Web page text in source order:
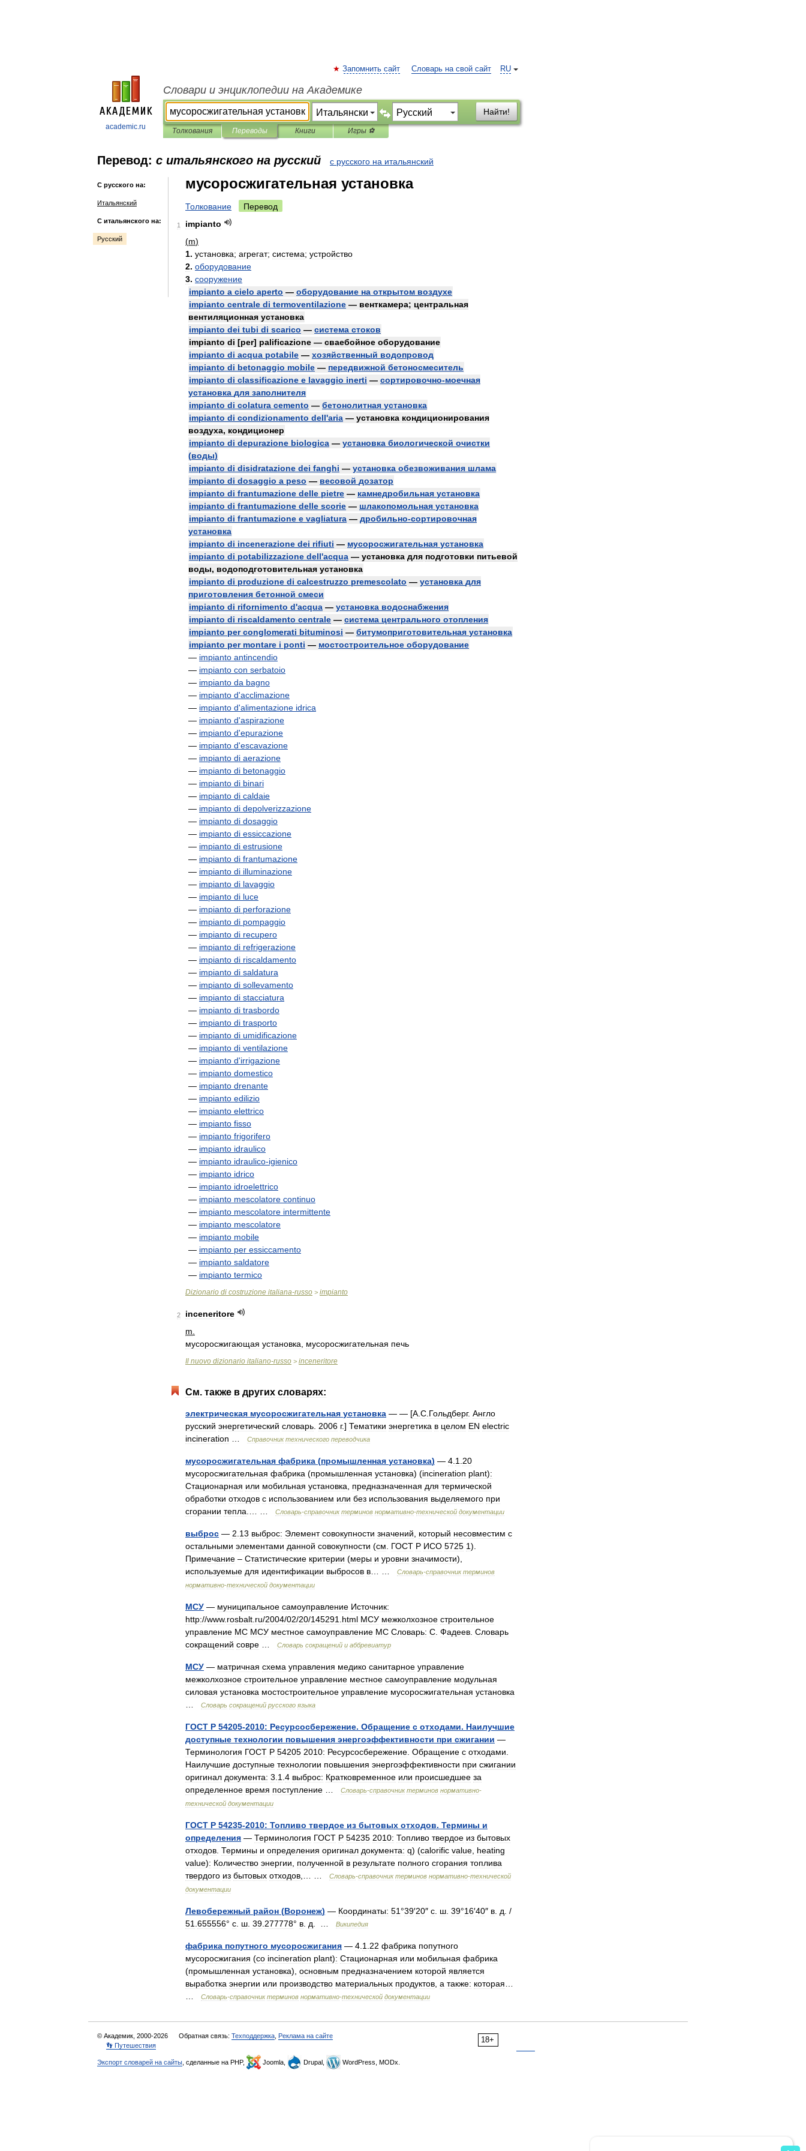
academic.ru
RU
Запомнить сайт Словарь на свой сайт
Словари и энциклопедии на Академике
Найти!
Толкования Переводы Книги Игры ⚽
Перевод: с итальянского на русский с русского на итальянский
С русского на:
Итальянский
С итальянского на:
Русский
мусоросжигательная установка
Толкование Перевод
1
impianto
(m)
1. установка; агрегат; система; устройство
2. оборудование
3. сооружение
impianto a cielo aperto — оборудование на открытом воздухе
impianto centrale di termoventilazione — венткамера; центральная
вентиляционная установка
impianto dei tubi di scarico — система стоков
impianto di [per] palificazione — сваебойное оборудование
impianto di acqua potabile — хозяйственный водопровод
impianto di betonaggio mobile — передвижной бетоносмеситель
impianto di classificazione e lavaggio inerti — сортировочно-моечная
установка для заполнителя
impianto di colatura cemento — бетонолитная установка
impianto di condizionamento dell'aria — установка кондиционирования
воздуха, кондиционер
impianto di depurazione biologica — установка биологической очистки
(воды)
impianto di disidratazione dei fanghi — установка обезвоживания шлама
impianto di dosaggio a peso — весовой дозатор
impianto di frantumazione delle pietre — камнедробильная установка
impianto di frantumazione delle scorie — шлакопомольная установка
impianto di frantumazione e vagliatura — дробильно-сортировочная
установка
impianto di incenerazione dei rifiuti — мусоросжигательная установка
impianto di potabilizzazione dell'acqua — установка для подготовки питьевой
воды, водоподготовительная установка
impianto di produzione di calcestruzzo premescolato — установка для
приготовления бетонной смеси
impianto di rifornimento d'acqua — установка водоснабжения
impianto di riscaldamento centrale — система центрального отопления
impianto per conglomerati bituminosi — битумоприготовительная установка
impianto per montare i ponti — мостостроительное оборудование
— impianto antincendio
— impianto con serbatoio
— impianto da bagno
— impianto d'acclimazione
— impianto d'alimentazione idrica
— impianto d'aspirazione
— impianto d'epurazione
— impianto d'escavazione
— impianto di aerazione
— impianto di betonaggio
— impianto di binari
— impianto di caldaie
— impianto di depolverizzazione
— impianto di dosaggio
— impianto di essiccazione
— impianto di estrusione
— impianto di frantumazione
— impianto di illuminazione
— impianto di lavaggio
— impianto di luce
— impianto di perforazione
— impianto di pompaggio
— impianto di recupero
— impianto di refrigerazione
— impianto di riscaldamento
— impianto di saldatura
— impianto di sollevamento
— impianto di stacciatura
— impianto di trasbordo
— impianto di trasporto
— impianto di umidificazione
— impianto di ventilazione
— impianto d'irrigazione
— impianto domestico
— impianto drenante
— impianto edilizio
— impianto elettrico
— impianto fisso
— impianto frigorifero
— impianto idraulico
— impianto idraulico-igienico
— impianto idrico
— impianto idroelettrico
— impianto mescolatore continuo
— impianto mescolatore intermittente
— impianto mescolatore
— impianto mobile
— impianto per essiccamento
— impianto saldatore
— impianto termico
Dizionario di costruzione italiana-russo > impianto
2
inceneritore
m
мусоросжигающая установка мусоросжигательная печь
Il nuovo dizionario italiano-russo > inceneritore
См. также в других словарях:
электрическая мусоросжигательная установка — — [А С Гольдберг. Англо
русский энергетический словарь 2006 г.] Тематики энергетика в целом EN electric
incineration
Справочник технического переводчика
мусоросжигательная фабрика (промышленная установка) — 4 1 20
мусоросжигательная фабрика (промышленная установка) (incineration plant):
Стационарная или мобильная установка предназначенная для термической
обработки отходов с использованием или без использования выделяемого при
сгорании тепла Словарь-справочник терминов нормативно-технической документации
выброс — 2 13 выброс: Элемент совокупности значений который несовместим с
остальными элементами данной совокупности (см ГОСТ Р ИСО 5725 1).
Примечание – Статистические критерии (меры и уровни значимости),
используемые для идентификации выбросов в Словарь-справочник терминов
нормативно-технической документации
МСУ — муниципальное самоуправление Источник:
http://www. rosbalt ru/2004/02/20/145291 html МСУ межколхозное строительное
управление МС МСУ местное самоуправление МС Словарь: С Фадеев Словарь
сокращений совре Словарь сокращений и аббревиатур
МСУ — матричная схема управления медико санитарное управление
межколхозное строительное управление местное самоуправление модульная
силовая установка мостостроительное управление мусоросжигательная установка
Словарь сокращений русского языка
ГОСТ Р 54205-2010: Ресурсосбережение. Обращение с отходами. Наилучшие
доступные технологии повышения энергоэффективности при сжигании —
Терминология ГОСТ Р 54205 2010: Ресурсосбережение Обращение с отходами
Наилучшие доступные технологии повышения энергоэффективности при сжигании
оригинал документа: 3 1 4 выброс: Кратковременное или происшедшее за
определенное время поступление Словарь-справочник терминов нормативно-
технической документации
ГОСТ Р 54235-2010: Топливо твердое из бытовых отходов. Термины и
определения — Терминология ГОСТ Р 54235 2010: Топливо твердое из бытовых
отходов Термины и определения оригинал документа: q) (calorific value heating
value): Количество энергии полученной в результате полного сгорания топлива
твердого из бытовых отходов Словарь-справочник терминов нормативно-технической
документации
Левобережный район (Воронеж) — Координаты: 51 °39′20″ с ш 39°16′40″ в д /
51 655556° с ш 39 277778° в д Википедия
фабрика попутного мусоросжигания — 4 1 22 фабрика попутного
мусоросжигания (co incineration plant): Стационарная или мобильная фабрика
(промышленная установка), основным предназначением которой является
выработка энергии или производство материальных продуктов а также: которая
Словарь-справочник терминов нормативно-технической документации
18+
© Академик, 2000-2026 Обратная связь: Техподдержка Реклама на сайте
👣 Путешествия
Экспорт словарей на сайты , сделанные на PHP, Joomla, Drupal, WordPress, MODx.